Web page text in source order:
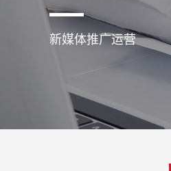
新媒体推广运营